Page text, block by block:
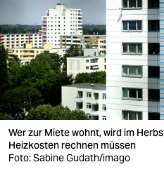
wahrheit
verlag
verlag
veranstaltungen
shop
Wer zur Miete wohnt, wird im
Heizkosten rechnen müssen
Foto: Sabine Gudath/imago